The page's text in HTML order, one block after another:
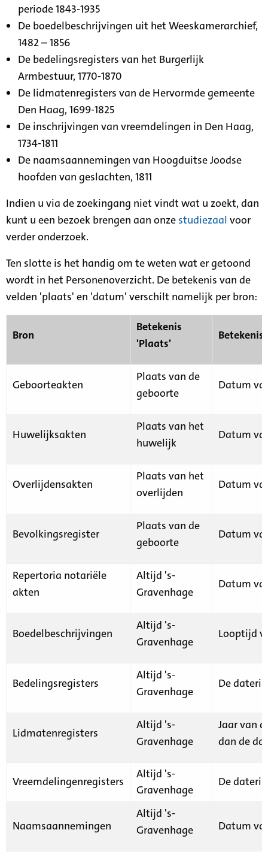
periode 1843-1935
De boedelbeschrijvingen uit het Weeskamerarchief,
1482 – 1856
De bedelingsregisters van het Burgerlijk
Armbestuur, 1770-1870
De lidmatenregisters van de Hervormde gemeente
Den Haag, 1699-1825
De inschrijvingen van vreemdelingen in Den Haag,
1734-1811
De naamsaannemingen van Hoogduitse Joodse
hoofden van geslachten, 1811
Indien u via de zoekingang niet vindt wat u zoekt, dan
kunt u een bezoek brengen aan onze studiezaal voor
verder onderzoek.
Ten slotte is het handig om te weten wat er getoond
wordt in het Personenoverzicht. De betekenis van de
velden 'plaats' en 'datum' verschilt namelijk per bron:
Bron
Betekenis
'Plaats'
Geboorteakten
Plaats van de
geboorte
Datum
Huwelijksakten
Plaats van het
huwelijk
Datum
Overlijdensakten
Plaats van het
overlijden
Datum
Bevolkingsregister
Plaats van de
geboorte
Datum
Repertoria notariële
akten
Altijd 's-
Gravenhage
Datum
Boedelbeschrijvingen
Altijd 's-
Gravenhage
Looptijd
Bedelingsregisters
Altijd 's-
Gravenhage
De
Lidmatenregisters
Altijd 's-
Gravenhage
Jaar van
dan de
Vreemdelingenregisters
Altijd 's-
Gravenhage
De
Naamsaannemingen
Altijd 's-
Gravenhage
Datum